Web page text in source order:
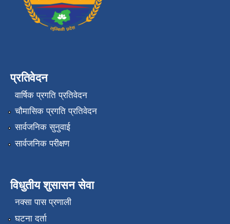
प्रतिवेदन
वार्षिक प्रगति प्रतिवेदन
चौमासिक प्रगति प्रतिवेदन
सार्वजनिक सुनुवाई
सार्वजनिक परीक्षण
विधुतीय शुसासन सेवा
नक्सा पास प्रणाली
घटना दर्ता